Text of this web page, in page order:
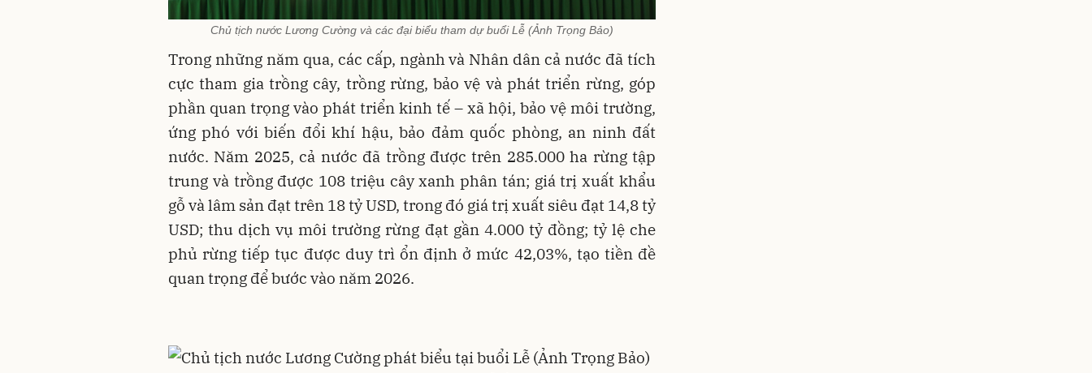
Chủ tịch nước Lương Cường và các đại biểu tham dự buổi Lễ (Ảnh Trọng Bảo)
Trong những năm qua, các cấp, ngành và Nhân dân cả nước đã tích
cực tham gia trồng cây, trồng rừng, bảo vệ và phát triển rừng, góp
phần quan trọng vào phát triển kinh tế – xã hội, bảo vệ môi trường,
ứng phó với biến đổi khí hậu, bảo đảm quốc phòng, an ninh đất
nước. Năm 2025, cả nước đã trồng được trên 285.000 ha rừng tập
trung và trồng được 108 triệu cây xanh phân tán; giá trị xuất khẩu
gỗ và lâm sản đạt trên 18 tỷ USD, trong đó giá trị xuất siêu đạt 14,8 tỷ
USD; thu dịch vụ môi trường rừng đạt gần 4.000 tỷ đồng; tỷ lệ che
phủ rừng tiếp tục được duy trì ổn định ở mức 42,03%, tạo tiền đề
quan trọng để bước vào năm 2026.